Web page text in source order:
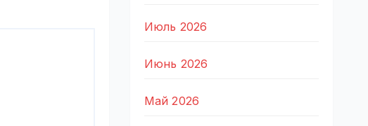
Июль 2026
Июнь 2026
Май 2026